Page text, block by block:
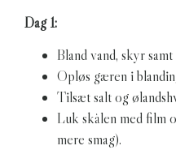
Dag 1:
Bland vand, skyr
Opløs gæren i
Tilsæt salt og
Luk skålen med film
mere smag).